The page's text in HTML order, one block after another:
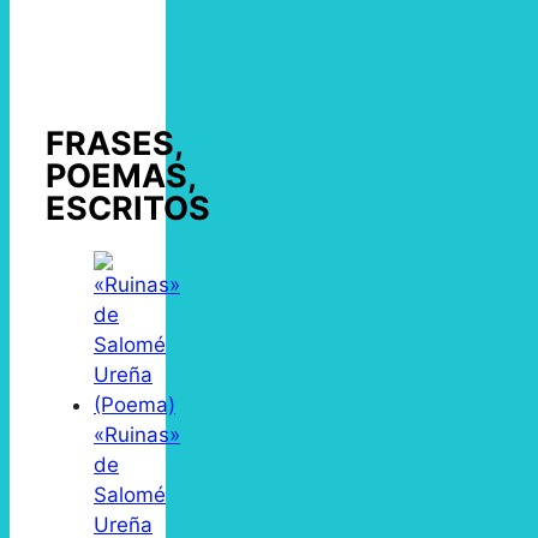
FRASES,
POEMAS,
ESCRITOS
«Ruinas»
de
Salomé
Ureña